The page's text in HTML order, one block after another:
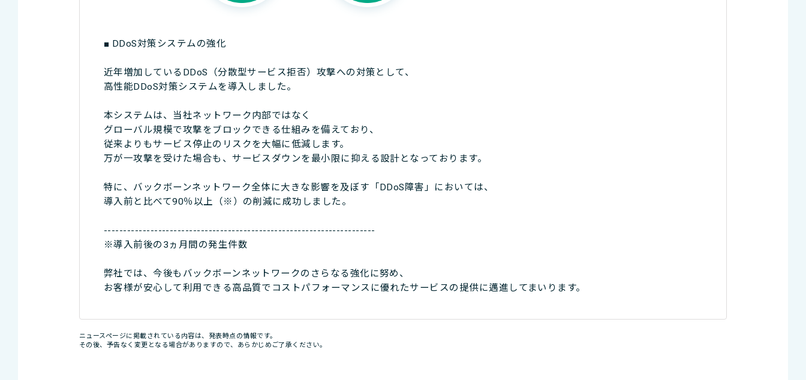
■ DDoS対策システムの強化
近年増加しているDDoS（分散型サービス拒否）攻撃への対策として、
高性能DDoS対策システムを導入しました。
本システムは、当社ネットワーク内部ではなく
グローバル規模で攻撃をブロックできる仕組みを備えており、
従来よりもサービス停止のリスクを大幅に低減します。
万が一攻撃を受けた場合も、サービスダウンを最小限に抑える設計となっております。
特に、バックボーンネットワーク全体に大きな影響を及ぼす「DDoS障害」においては、
導入前と比べて90％以上（※）の削減に成功しました。
----------------------------------------------------------------------
※導入前後の3ヵ月間の発生件数
弊社では、今後もバックボーンネットワークのさらなる強化に努め、
お客様が安心して利用できる高品質でコストパフォーマンスに優れたサービスの提供に邁進してまいります。
ニュースページに掲載されている内容は、発表時点の情報です。
その後、予告なく変更となる場合がありますので、あらかじめご了承ください。